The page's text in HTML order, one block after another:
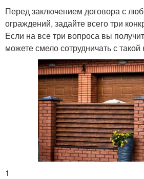
Перед заключением договора с
ограждений, задайте всего три
Если на все три вопроса вы
можете смело сотрудничать с
1